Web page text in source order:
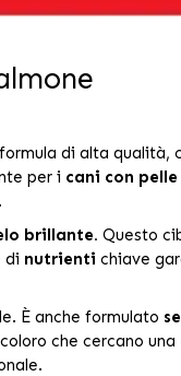
di alta qualità,
per i cani con
brillante. Questo
di nutrienti chiave
È anche formulato
che cercano una